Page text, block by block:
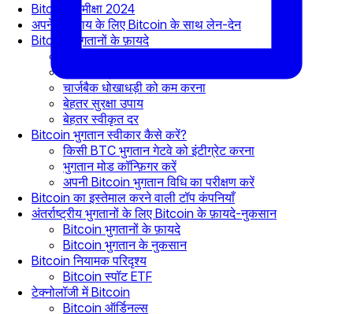
Bitcoin समीक्षा 2024
अपने व्यवसाय के लिए Bitcoin के साथ लेन-देन
Bitcoin भुगतानों के फ़ायदे
चार्जबैक धोखाधड़ी को कम करना
बेहतर सुरक्षा उपाय
बेहतर स्वीकृत दर
Bitcoin भुगतान स्वीकार कैसे करें?
किसी BTC भुगतान गेटवे को इंटीग्रेट करना
भुगतान मोड कॉन्फ़िगर करें
अपनी Bitcoin भुगतान विधि का परीक्षण करें
Bitcoin का इस्तेमाल करने वाली टॉप कंपनियाँ
अंतर्राष्ट्रीय भुगतानों के लिए Bitcoin के फ़ायदे-नुकसान
Bitcoin भुगतानों के फ़ायदे
Bitcoin भुगतान के नुकसान
Bitcoin नियामक परिदृश्य
Bitcoin स्पॉट ETF
टेक्नोलॉजी में Bitcoin
Bitcoin ऑर्डिनल्स